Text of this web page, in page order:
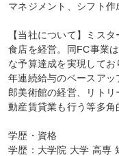
マネジメント、シフト
【当社について】ミス
食店を経営。同FC事業
な予算達成を実現して
年連続給与のベースア
郎美術館の経営、リト
動産賃貸業も行う等多角
学歴・資格
学歴：大学院 大学 高専